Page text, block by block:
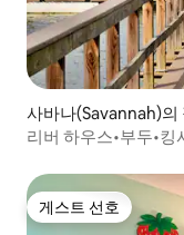
사바나(Savannah)의
리버 하우스•부두•
게스트 선호
게스트 선호